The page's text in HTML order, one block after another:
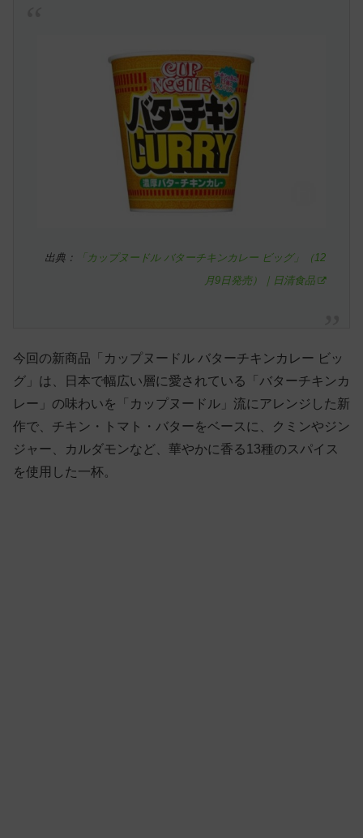
出典：
「カップヌードル バターチキンカレー ビッグ」（12
月9日発売）｜日清食品
今回の新商品「カップヌードル バターチキンカレー ビッ
グ」は、日本で幅広い層に愛されている「バターチキンカ
レー」の味わいを「カップヌードル」流にアレンジした新
作で、チキン・トマト・バターをベースに、クミンやジン
ジャー、カルダモンなど、華やかに香る13種のスパイス
を使用した一杯。